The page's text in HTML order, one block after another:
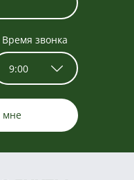
Время звонка